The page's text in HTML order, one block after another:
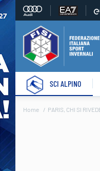
SCI ALPINO
Home PARIS, CHI SI